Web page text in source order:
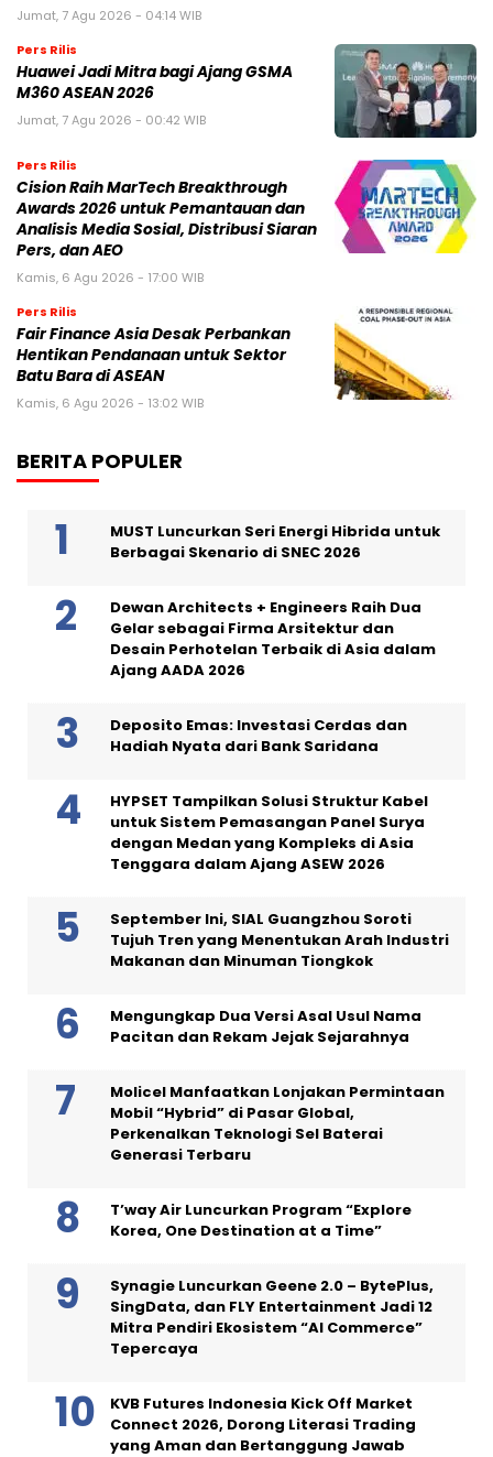
Jumat, 7 Agu 2026 - 04:14 WIB
Pers Rilis
Huawei Jadi Mitra bagi Ajang GSMA
M360 ASEAN 2026
Jumat, 7 Agu 2026 - 00:42 WIB
Pers Rilis
Cision Raih MarTech Breakthrough
Awards 2026 untuk Pemantauan dan
Analisis Media Sosial, Distribusi Siaran
Pers, dan AEO
Kamis, 6 Agu 2026 - 17:00 WIB
Pers Rilis
Fair Finance Asia Desak Perbankan
Hentikan Pendanaan untuk Sektor
Batu Bara di ASEAN
Kamis, 6 Agu 2026 - 13:02 WIB
BERITA POPULER
MUST Luncurkan Seri Energi Hibrida untuk
Berbagai Skenario di SNEC 2026
Dewan Architects + Engineers Raih Dua
Gelar sebagai Firma Arsitektur dan
Desain Perhotelan Terbaik di Asia dalam
Ajang AADA 2026
Deposito Emas: Investasi Cerdas dan
Hadiah Nyata dari Bank Saridana
HYPSET Tampilkan Solusi Struktur Kabel
untuk Sistem Pemasangan Panel Surya
dengan Medan yang Kompleks di Asia
Tenggara dalam Ajang ASEW 2026
September Ini, SIAL Guangzhou Soroti
Tujuh Tren yang Menentukan Arah Industri
Makanan dan Minuman Tiongkok
Mengungkap Dua Versi Asal Usul Nama
Pacitan dan Rekam Jejak Sejarahnya
Molicel Manfaatkan Lonjakan Permintaan
Mobil “Hybrid” di Pasar Global,
Perkenalkan Teknologi Sel Baterai
Generasi Terbaru
T’way Air Luncurkan Program “Explore
Korea, One Destination at a Time”
Synagie Luncurkan Geene 2.0 – BytePlus,
SingData, dan FLY Entertainment Jadi 12
Mitra Pendiri Ekosistem “AI Commerce”
Tepercaya
KVB Futures Indonesia Kick Off Market
Connect 2026, Dorong Literasi Trading
yang Aman dan Bertanggung Jawab